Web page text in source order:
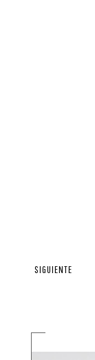
SIGUIENTE